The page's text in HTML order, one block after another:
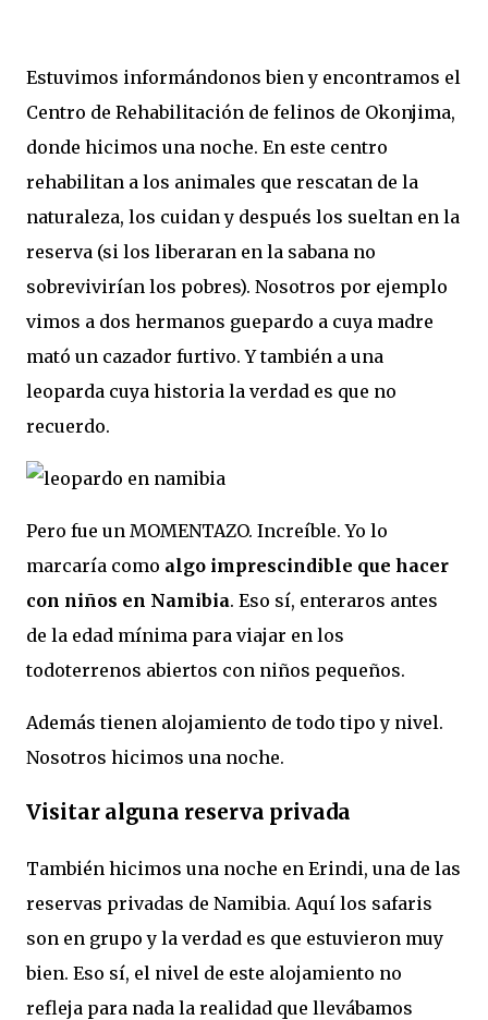
Estuvimos informándonos bien y encontramos el
Centro de Rehabilitación de felinos de Okonjima,
donde hicimos una noche. En este centro
rehabilitan a los animales que rescatan de la
naturaleza, los cuidan y después los sueltan en la
reserva (si los liberaran en la sabana no
sobrevivirían los pobres). Nosotros por ejemplo
vimos a dos hermanos guepardo a cuya madre
mató un cazador furtivo. Y también a una
leoparda cuya historia la verdad es que no
recuerdo.
Pero fue un MOMENTAZO. Increíble. Yo lo
marcaría como algo imprescindible que hacer
con niños en Namibia. Eso sí, enteraros antes
de la edad mínima para viajar en los
todoterrenos abiertos con niños pequeños.
Además tienen alojamiento de todo tipo y nivel.
Nosotros hicimos una noche.
Visitar alguna reserva privada
También hicimos una noche en Erindi, una de las
reservas privadas de Namibia. Aquí los safaris
son en grupo y la verdad es que estuvieron muy
bien. Eso sí, el nivel de este alojamiento no
refleja para nada la realidad que llevábamos